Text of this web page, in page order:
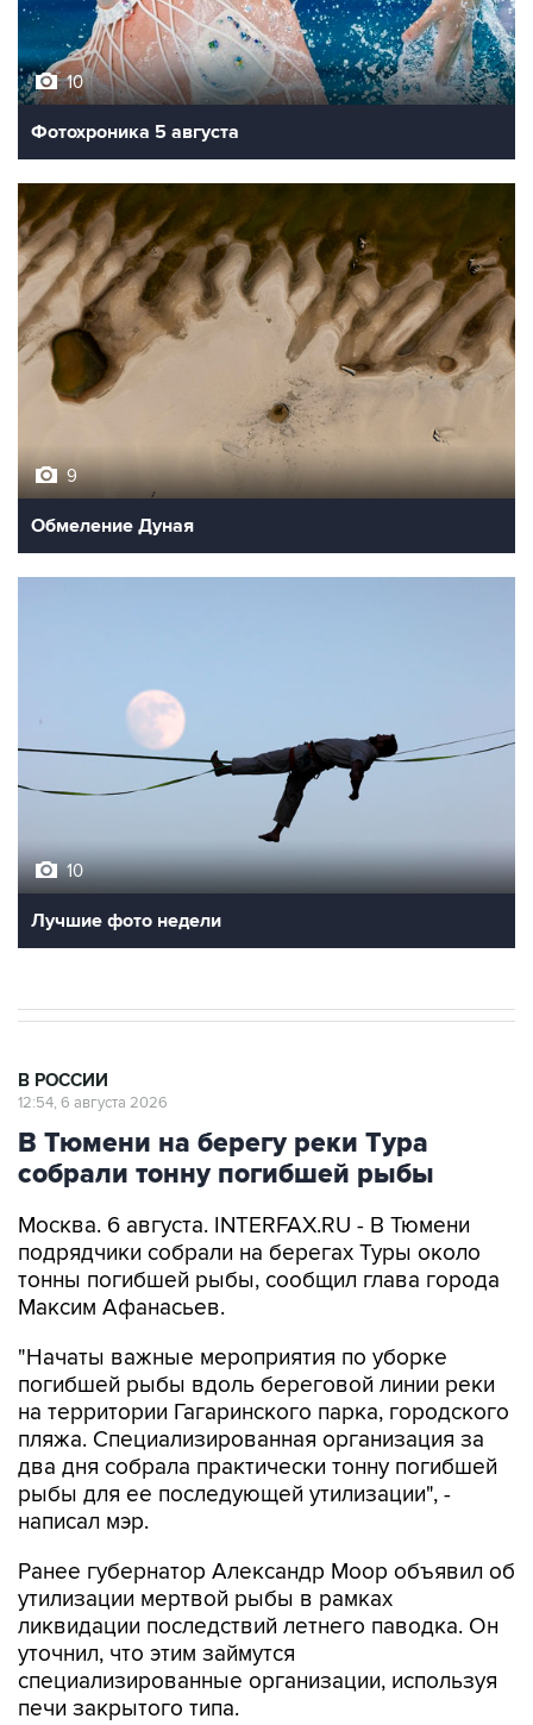
10
Фотохроника 5 августа
9
Обмеление Дуная
10
Лучшие фото недели
В РОССИИ
12:54, 6 августа 2026
В Тюмени на берегу реки Тура
собрали тонну погибшей рыбы
Москва. 6 августа. INTERFAX.RU - В Тюмени
подрядчики собрали на берегах Туры около
тонны погибшей рыбы, сообщил глава города
Максим Афанасьев.
"Начаты важные мероприятия по уборке
погибшей рыбы вдоль береговой линии реки
на территории Гагаринского парка, городского
пляжа. Специализированная организация за
два дня собрала практически тонну погибшей
рыбы для ее последующей утилизации", -
написал мэр.
Ранее губернатор Александр Моор объявил об
утилизации мертвой рыбы в рамках
ликвидации последствий летнего паводка. Он
уточнил, что этим займутся
специализированные организации, используя
печи закрытого типа.